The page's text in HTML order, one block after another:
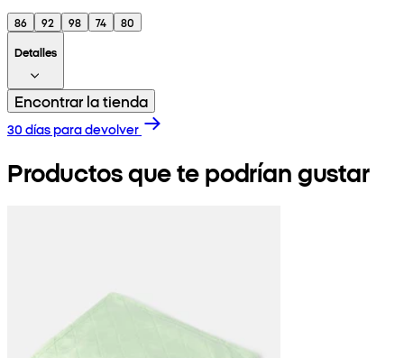
86 92 98 74
80
Detalles
Encontrar la tienda
30 días para devolver
Productos que te podrían gustar